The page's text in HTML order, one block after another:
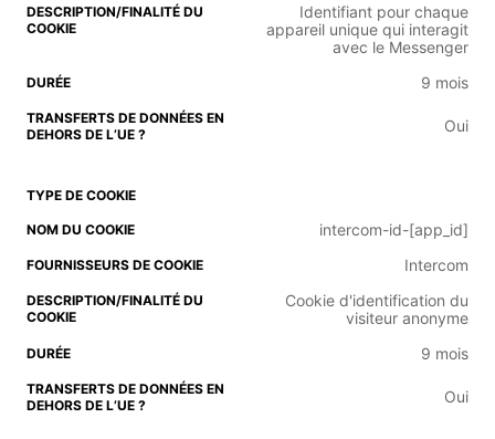
Identifiant pour chaque
appareil unique qui interagit
avec le Messenger
9 mois
Oui
intercom-id-[app_id]
Intercom
Cookie d'identification du
visiteur anonyme
9 mois
Oui